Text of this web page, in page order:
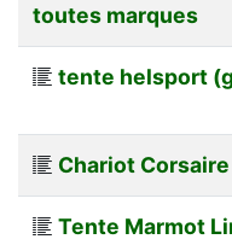
toutes marques
tente helsport
Chariot
Tente Marmot